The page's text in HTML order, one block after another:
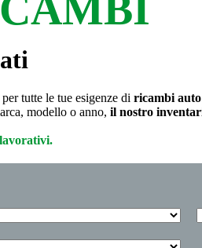
tutte le tue esigenze di ricambi auto
modello o anno, il nostro